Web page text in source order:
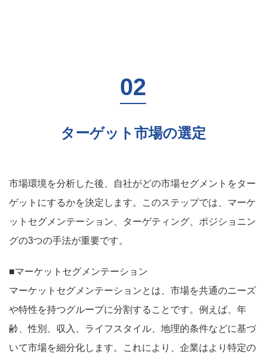
ターゲット市場の選定
市場環境を分析した後、自社がどの市場セグメントをター
ゲットにするかを決定します。このステップでは、マーケ
ットセグメンテーション、ターゲティング、ポジショニン
グの3つの手法が重要です。
■マーケットセグメンテーション
マーケットセグメンテーションとは、市場を共通のニーズ
や特性を持つグループに分割することです。例えば、年
齢、性別、収入、ライフスタイル、地理的条件などに基づ
いて市場を細分化します。これにより、企業はより特定の